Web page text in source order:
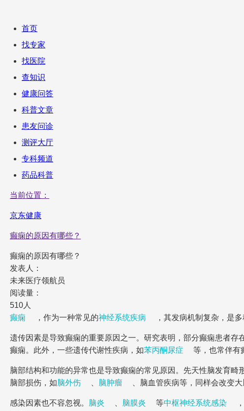
首页
找专家
找医院
查知识
健康问答
科普文章
患友问诊
测评大厅
专科频道
药品科普
当前位置：
京东健康
癫痫的原因有哪些？
癫痫的原因有哪些？
发表人：
未来医疗领航员
阅读量：
510人
癫痫
，作为一种常见的神经系统疾病 ，其发病机制复杂，是
遗传因素是导致癫痫的重要原因之一。研究表明，部分癫痫患者存
癫痫。此外，一些遗传代谢性疾病，如苯丙酮尿症 等，也常伴有
脑部结构和功能的异常也是导致癫痫的常见原因。先天性脑发育
脑部损伤，如脑外伤 脑肿瘤 、脑血管疾病等，同样会改变
感染因素也不容忽视。 脑炎 脑膜炎 等中枢神经系统感染